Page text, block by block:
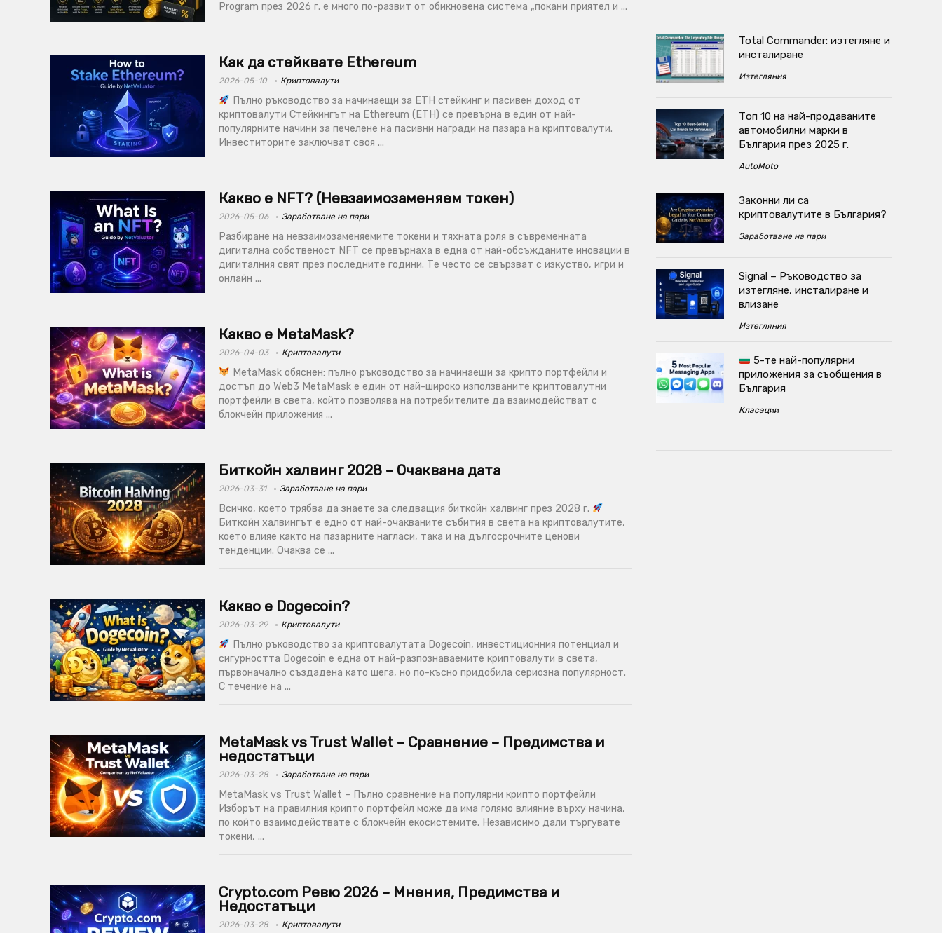
Program през 2026 г. е много по-развит от обикновена система „покани приятел и ...
Как да стейквате Ethereum
2026-05-10 Криптовалути
Пълно ръководство за начинаещи за ETH стейкинг и пасивен доход от
криптовалути Стейкингът на Ethereum (ETH) се превърна в един от най-
популярните начини за печелене на пасивни награди на пазара на криптовалути.
Инвеститорите заключват своя ...
Какво е NFT? (Невзаимозаменяем токен)
2026-05-06 Заработване на пари
Разбиране на невзаимозаменяемите токени и тяхната роля в съвременната
дигитална собственост NFT се превърнаха в една от най-обсъжданите иновации в
дигиталния свят през последните години. Те често се свързват с изкуство, игри и
онлайн ...
Какво е MetaMask?
2026-04-03 Криптовалути
MetaMask обяснен: пълно ръководство за начинаещи за крипто портфейли и
достъп до Web3 MetaMask е един от най-широко използваните криптовалутни
портфейли в света, който позволява на потребителите да взаимодействат с
блокчейн приложения ...
Биткойн халвинг 2028 – Очаквана дата
2026-03-31 Заработване на пари
Всичко, което трябва да знаете за следващия биткойн халвинг през 2028 г.
Биткойн халвингът е едно от най-очакваните събития в света на криптовалутите,
което влияе както на пазарните нагласи, така и на дългосрочните ценови
тенденции. Очаква се ...
Какво е Dogecoin?
2026-03-29 Криптовалути
Пълно ръководство за криптовалутата Dogecoin, инвестиционния потенциал и
сигурността Dogecoin е една от най-разпознаваемите криптовалути в света,
първоначално създадена като шега, но по-късно придобила сериозна популярност.
С течение на ...
MetaMask vs Trust Wallet – Сравнение – Предимства и
недостатъци
2026-03-28 Заработване на пари
MetaMask vs Trust Wallet – Пълно сравнение на популярни крипто портфейли
Изборът на правилния крипто портфейл може да има голямо влияние върху начина,
по който взаимодействате с блокчейн екосистемите. Независимо дали търгувате
токени, ...
Crypto.com Ревю 2026 – Мнения, Предимства и
Недостатъци
2026-03-28 Криптовалути
Total Commander: изтегляне и
инсталиране
Изтегляния
Топ 10 на най-продаваните
автомобилни марки в
България през 2025 г.
AutoMoto
Законни ли са
криптовалутите в България?
Заработване на пари
Signal – Ръководство за
изтегляне, инсталиране и
влизане
Изтегляния
5-те най-популярни
приложения за съобщения в
България
Класации